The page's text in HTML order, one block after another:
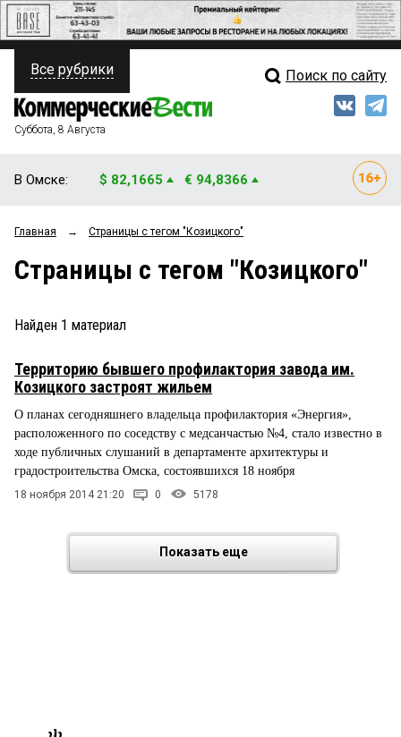
ПОЛИТИКА
ФИНАНСЫ
ОБЩЕСТВО
ЗАКОН
НОВОСТИ КОМПАНИЙ
ПРОИСШЕСТВИЯ
СТИЛЬ ЖИЗНИ
Свежий выпуск
Мнения
Рейтинги
Все рубрики Поиск по сайту
Суббота, 8 Августа
В Омске: $ 82,1665 € 94,8366
Главная → Страницы c тегом "Козицкого"
Страницы c тегом "Козицкого"
Найден 1 материал
Территорию бывшего профилактория завода им.
Козицкого застроят жильем
О планах сегодняшнего владельца профилактория «Энергия»,
расположенного по соседству с медсанчастью №4, стало известно в
ходе публичных слушаний в департаменте архитектуры и
градостроительства Омска, состоявшихся 18 ноября
18 ноября 2014 21:20 0 5178
Показать еще